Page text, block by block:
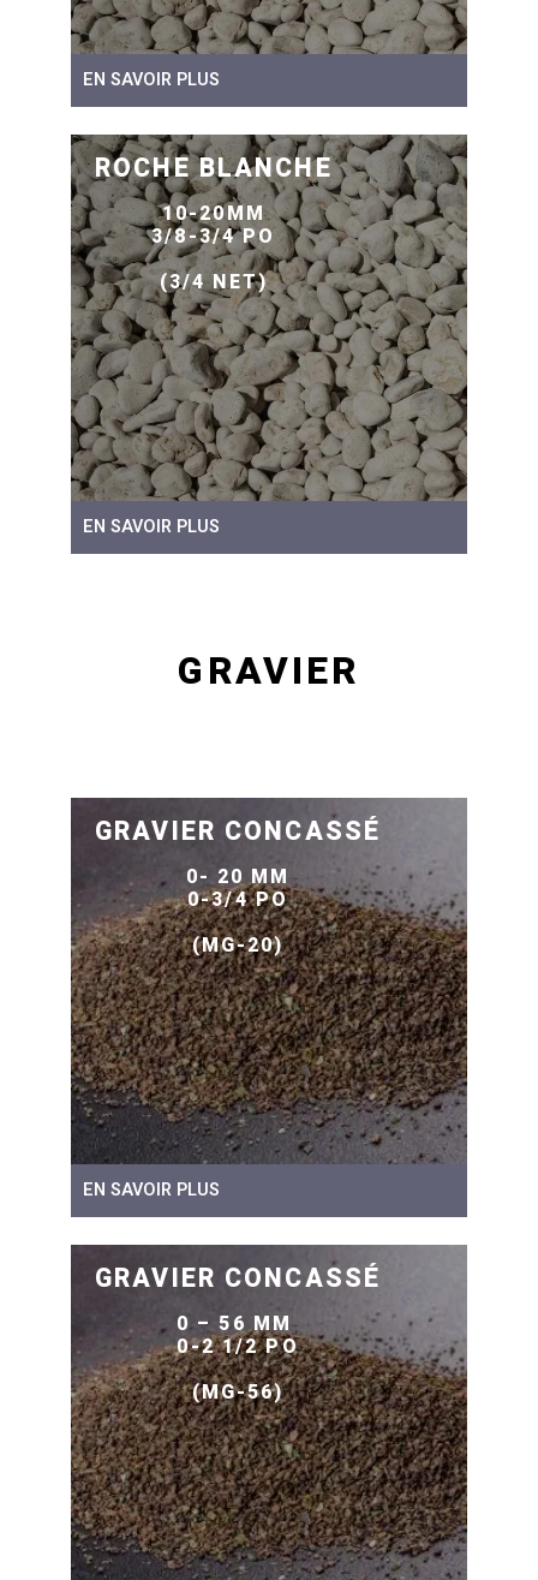
EN SAVOIR PLUS
ROCHE BLANCHE
10-20MM
3/8-3/4 PO
(3/4 NET)
EN SAVOIR PLUS
GRAVIER
GRAVIER CONCASSÉ
0- 20 MM
0-3/4 PO
(MG-20)
EN SAVOIR PLUS
GRAVIER CONCASSÉ
0 – 56 MM
0-2 1/2 PO
(MG-56)